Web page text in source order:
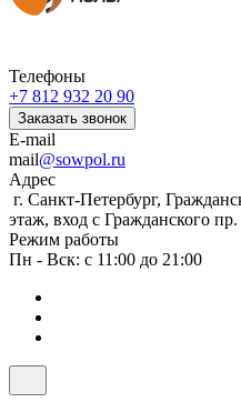
Телефоны
+7 812 932 20 90
Заказать звонок
E-mail
mail@sowpol.ru
Адрес
г. Санкт-Петербург,
этаж, вход с Гражданского
Режим работы
Пн - Вск: с 11:00 до 21:00